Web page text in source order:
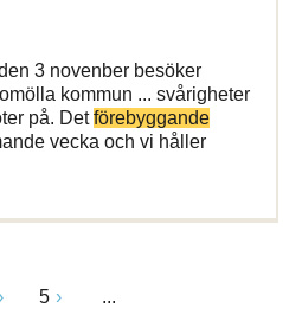
3 novenber besöker
kommun ... svårigheter
på. Detförebyggande
vecka och vi håller
5 ...